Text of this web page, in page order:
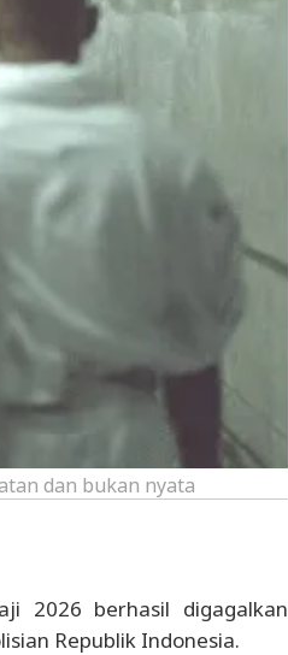
dan bukan nyata
2026 berhasil digagalkan
Republik Indonesia.